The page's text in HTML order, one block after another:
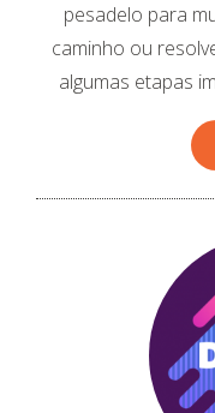
pesadelo para
caminho ou
algumas etapas